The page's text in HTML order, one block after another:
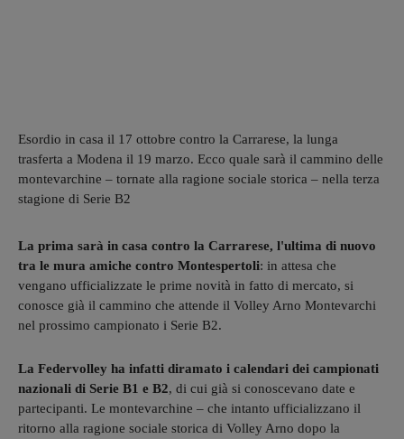
Esordio in casa il 17 ottobre contro la Carrarese, la lunga
trasferta a Modena il 19 marzo. Ecco quale sarà il cammino delle
montevarchine – tornate alla ragione sociale storica – nella terza
stagione di Serie B2
La prima sarà in casa contro la Carrarese, l'ultima di nuovo
tra le mura amiche contro Montespertoli: in attesa che
vengano ufficializzate le prime novità in fatto di mercato, si
conosce già il cammino che attende il Volley Arno Montevarchi
nel prossimo campionato i Serie B2.
La Federvolley ha infatti diramato i calendari dei campionati
nazionali di Serie B1 e B2, di cui già si conoscevano date e
partecipanti. Le montevarchine – che intanto ufficializzano il
ritorno alla ragione sociale storica di Volley Arno dopo la